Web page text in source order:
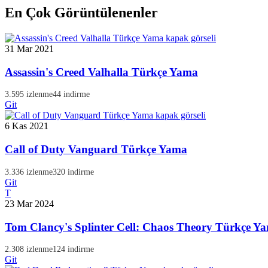
En Çok Görüntülenenler
31 Mar 2021
Assassin's Creed Valhalla Türkçe Yama
3.595 izlenme44 indirme
Git
6 Kas 2021
Call of Duty Vanguard Türkçe Yama
3.336 izlenme320 indirme
Git
T
23 Mar 2024
Tom Clancy's Splinter Cell: Chaos Theory Türkçe
2.308 izlenme124 indirme
Git